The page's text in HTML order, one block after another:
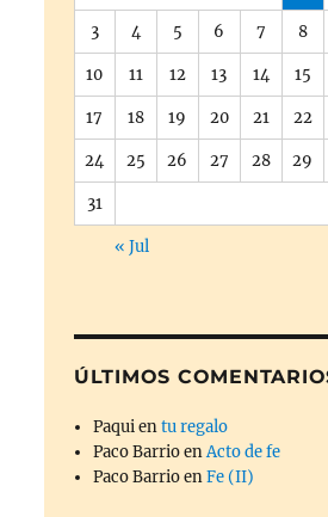
3 4 5 6 7 8
10 11 12 13 14 15
17 18 19 20 21 22
24 25 26 27 28 29
31
« Jul
ÚLTIMOS
Paquientu regalo
Paco BarrioenActo de fe
Paco BarrioenFe (II)